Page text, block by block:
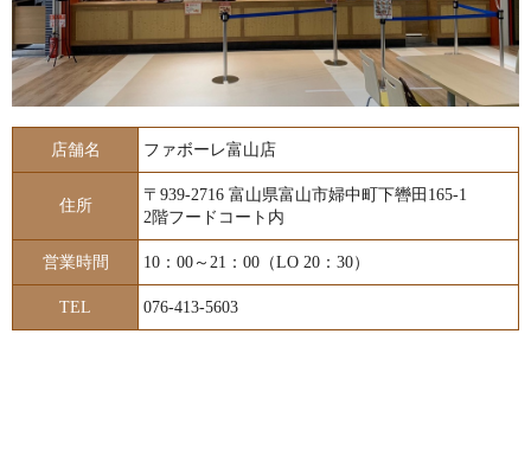
店舗名 ファボーレ富山店
住所
〒939-2716 富山県富山市婦中町下轡田165-1
2階フードコート内
営業時間 10：00～21：00（LO 20：30）
TEL 076-413-5603